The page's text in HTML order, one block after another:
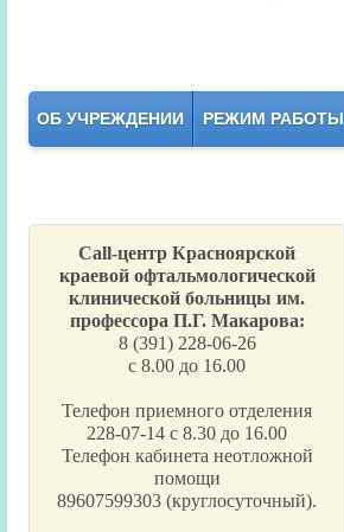
ОБ УЧРЕЖДЕНИИ РЕЖИМ РАБОТЫ
Call-центр Красноярской
краевой офтальмологической
клинической больницы им.
профессора П.Г. Макарова:
8 (391) 228-06-26
с 8.00 до 16.00
Телефон приемного отделения
228-07-14 с 8.30 до 16.00
Телефон кабинета неотложной
помощи
89607599303 (круглосуточный).